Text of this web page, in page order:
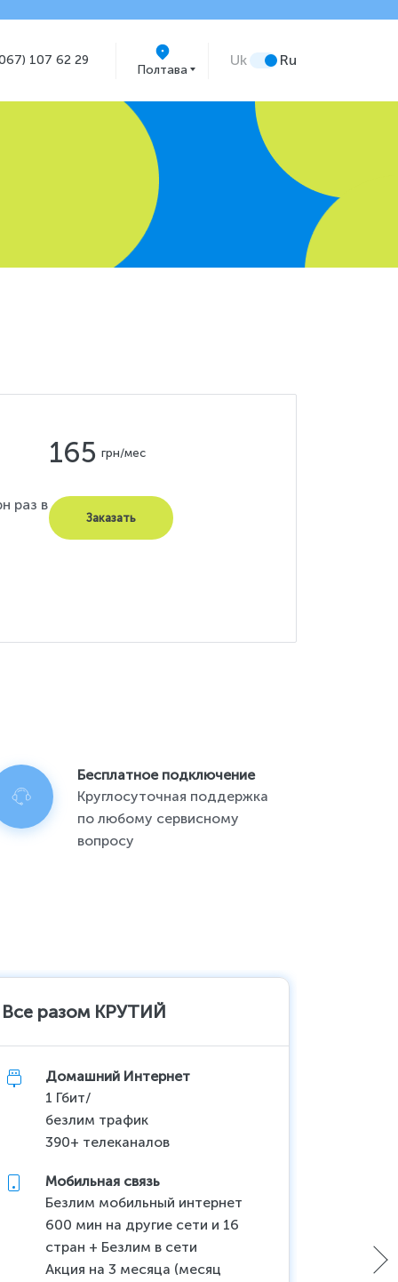
107 62 29
Полтава
Uk Ru
раз в
165 грн/мес
Заказать
Бесплатное подключение
Круглосуточная поддержка
по любому сервисному
вопросу
Все разом КРУТИЙ
Домашний Интернет
1 Гбит/
безлим трафик
390+ телеканалов
Мобильная связь
Безлим мобильный интернет
600 мин на другие сети и 16
стран + Безлим в сети
Акция на 3 месяца (месяц